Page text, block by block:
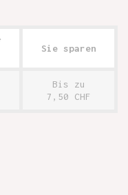
Sie sparen
Bis zu
7,50 CHF